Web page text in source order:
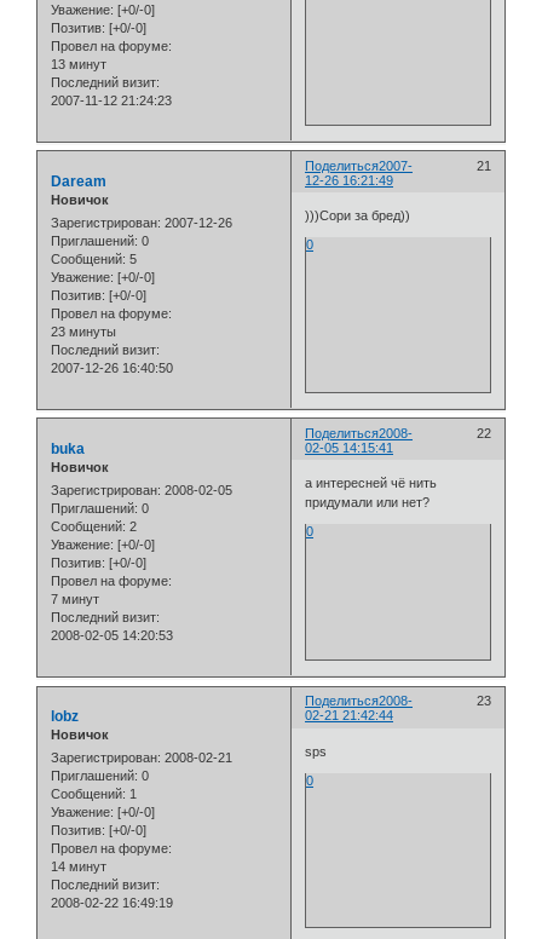
Уважение: [+0/-0]
Позитив: [+0/-0]
Провел на форуме:
13 минут
Последний визит:
2007-11-12 21:24:23
Поделиться 21
2007-
12-26 16:21:49
Daream
Новичок
Зарегистрирован: 2007-12-26
Приглашений: 0
Сообщений: 5
Уважение: [+0/-0]
Позитив: [+0/-0]
Провел на форуме:
23 минуты
Последний визит:
2007-12-26 16:40:50
)))Сори за бред))
0
Поделиться 22
2008-
02-05 14:15:41
buka
Новичок
Зарегистрирован: 2008-02-05
Приглашений: 0
Сообщений: 2
Уважение: [+0/-0]
Позитив: [+0/-0]
Провел на форуме:
7 минут
Последний визит:
2008-02-05 14:20:53
а интересней чё нить
придумали или нет?
0
Поделиться 23
2008-
02-21 21:42:44
lobz
Новичок
Зарегистрирован: 2008-02-21
Приглашений: 0
Сообщений: 1
Уважение: [+0/-0]
Позитив: [+0/-0]
Провел на форуме:
14 минут
Последний визит:
2008-02-22 16:49:19
sps
0